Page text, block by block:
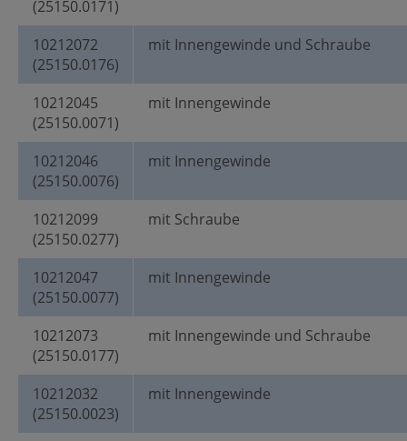
(25150.0171)
10212072
(25150.0176)
mit Innengewinde und Schraube
10212045
(25150.0071)
mit Innengewinde
10212046
(25150.0076)
mit Innengewinde
10212099
(25150.0277)
mit Schraube
10212047
(25150.0077)
mit Innengewinde
10212073
(25150.0177)
mit Innengewinde und Schraube
10212032
(25150.0023)
mit Innengewinde